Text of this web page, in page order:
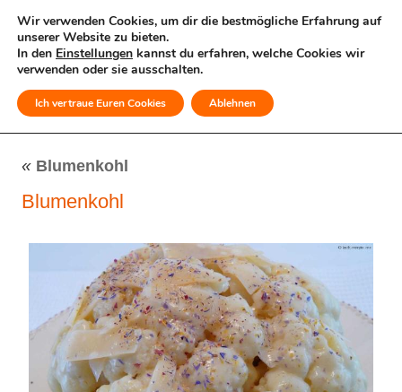
MENÜ
« Blumenkohl
Blumenkohl
Wir verwenden Cookies, um dir die bestmögliche Erfahrung auf
unserer Website zu bieten.
In den Einstellungen kannst du erfahren, welche Cookies wir
verwenden oder sie ausschalten.
Ich vertraue Euren Cookies Ablehnen